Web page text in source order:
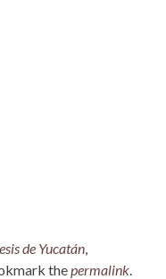
de Yucatán
the permalink